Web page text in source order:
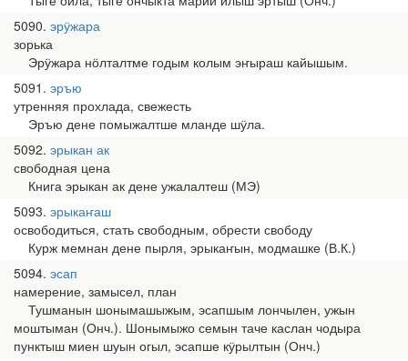
5090 эрӱжара
зорька
Эрӱжара нӧлталтме годым колым эҥыраш кайышым.
5091 эръю
утренняя прохлада, свежесть
Эръю дене помыжалтше мланде шӱла.
5092 эрыкан ак
свободная цена
Книга эрыкан ак дене ужалалтеш (МЭ)
5093 эрыкаҥаш
освободиться, стать свободным, обрести свободу
Курж мемнан дене пырля, эрыкаҥын, модмашке (В.К.)
5094 эсап
намерение, замысел, план
Тушманын шонымашыжым, эсапшым лончылен, ужын
моштыман (Онч.). Шонымыжо семын таче каслан чодыра
пунктыш миен шуын огыл, эсапше кӱрылтын (Онч.)